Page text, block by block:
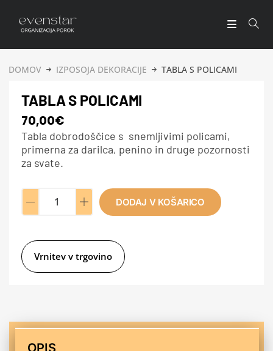
DOMOV IZPOSOJA DEKORACIJE TABLA S POLICAMI
TABLA S POLICAMI
70,00€
Tabla dobrodoščice s snemljivimi policami,
primerna za darilca, penino in druge pozornosti
za svate.
DODAJ V KOŠARICO
e
r
i
Vrnitev v trgovino
OPIS